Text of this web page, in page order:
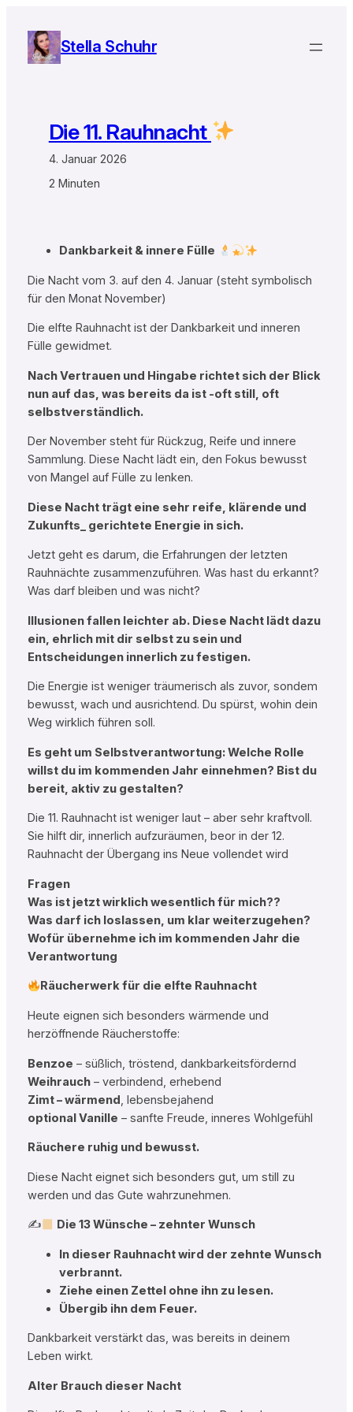
Inhalt
springen
Stella Schuhr
Die 11. Rauhnacht
4. Januar 2026
2 Minuten
Dankbarkeit & innere Fülle
Die Nacht vom 3. auf den 4. Januar (steht symbolisch
für den Monat November)
Die elfte Rauhnacht ist der Dankbarkeit und inneren
Fülle gewidmet.
Nach Vertrauen und Hingabe richtet sich der Blick
nun auf das, was bereits da ist -oft still, oft
selbstverständlich.
Der November steht für Rückzug, Reife und innere
Sammlung. Diese Nacht lädt ein, den Fokus bewusst
von Mangel auf Fülle zu lenken.
Diese Nacht trägt eine sehr reife, klärende und
Zukunfts_ gerichtete Energie in sich.
Jetzt geht es darum, die Erfahrungen der letzten
Rauhnächte zusammenzuführen. Was hast du erkannt?
Was darf bleiben und was nicht?
Illusionen fallen leichter ab. Diese Nacht lädt dazu
ein, ehrlich mit dir selbst zu sein und
Entscheidungen innerlich zu festigen.
Die Energie ist weniger träumerisch als zuvor, sondem
bewusst, wach und ausrichtend. Du spürst, wohin dein
Weg wirklich führen soll.
Es geht um Selbstverantwortung: Welche Rolle
willst du im kommenden Jahr einnehmen? Bist du
bereit, aktiv zu gestalten?
Die 11. Rauhnacht ist weniger laut – aber sehr kraftvoll.
Sie hilft dir, innerlich aufzuräumen, beor in der 12.
Rauhnacht der Übergang ins Neue vollendet wird
Fragen
Was ist jetzt wirklich wesentlich für mich??
Was darf ich loslassen, um klar weiterzugehen?
Wofür übernehme ich im kommenden Jahr die
Verantwortung
Räucherwerk für die elfte Rauhnacht
Heute eignen sich besonders wärmende und
herzöffnende Räucherstoffe:
Benzoe – süßlich, tröstend, dankbarkeitsfördernd
Weihrauch– verbindend, erhebend
Zimt – wärmend , lebensbejahend
optional Vanille – sanfte Freude, inneres Wohlgefühl
Räuchere ruhig und bewusst.
Diese Nacht eignet sich besonders gut, um still zu
werden und das Gute wahrzunehmen.
✍ Die 13 Wünsche – zehnter Wunsch
In dieser Rauhnacht wird der zehnte Wunsch
verbrannt.
Ziehe einen Zettel ohne ihn zu lesen.
Übergib ihn dem Feuer.
Dankbarkeit verstärkt das, was bereits in deinem
Leben wirkt.
Alter Brauch dieser Nacht